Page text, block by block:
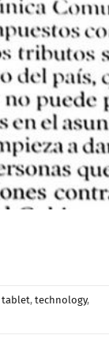
tablet, technology,